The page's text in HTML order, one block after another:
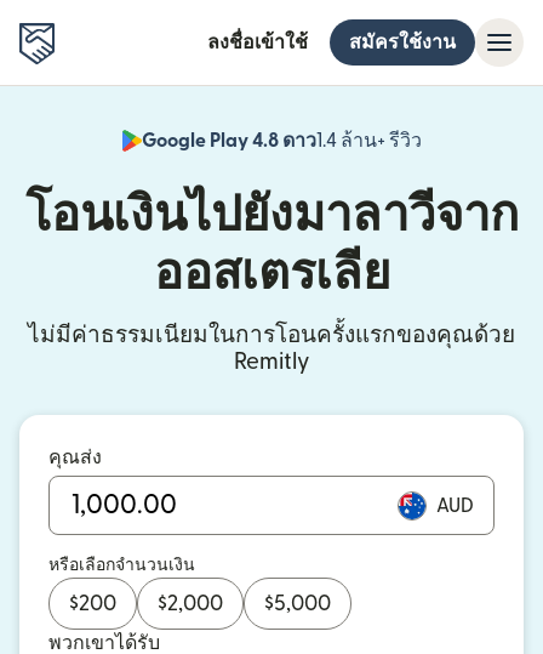
ลงชื่อเข้าใช้ สมัครใช้งาน
Google Play 4.8 ดาว1.4 ล้าน+ รีวิว
(เปิดในหน้าต่
โอนเงินไปยังมาลาวีจาก
ออสเตรเลีย
ไม่มีค่าธรรมเนียมในการโอนครั้งแรกของคุณด้วย
Remitly
คุณส่ง
AUD
หรือเลือกจำนวนเงิน
$200 $2,000 $5,000
พวกเขาได้รับ